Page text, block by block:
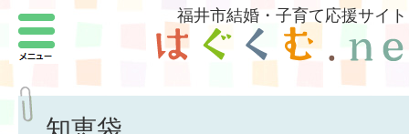
福井市結婚・子育て応援サイト
メニュー